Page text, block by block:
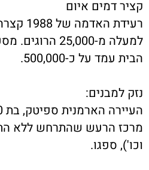
קציר דמים איום
רעידת
למעלה מ-25,000
הבית עמד על כ-500,000.
נזק למבנים:
מרכז הרעש שהתרחש ללא
וכו'), ספגו.